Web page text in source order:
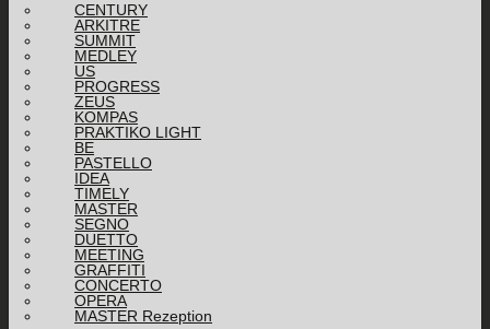
CENTURY
ARKITRE
SUMMIT
MEDLEY
US
PROGRESS
ZEUS
KOMPAS
PRAKTIKO LIGHT
BE
PASTELLO
IDEA
TIMELY
MASTER
SEGNO
DUETTO
MEETING
GRAFFITI
CONCERTO
OPERA
MASTER Rezeption